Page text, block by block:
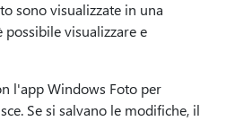
sono visualizzate in una
possibile visualizzare e
l'app Windows Foto per
Se si salvano le modifiche, il